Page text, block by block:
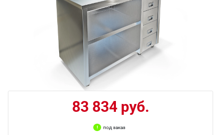
83 834 руб.
под заказ